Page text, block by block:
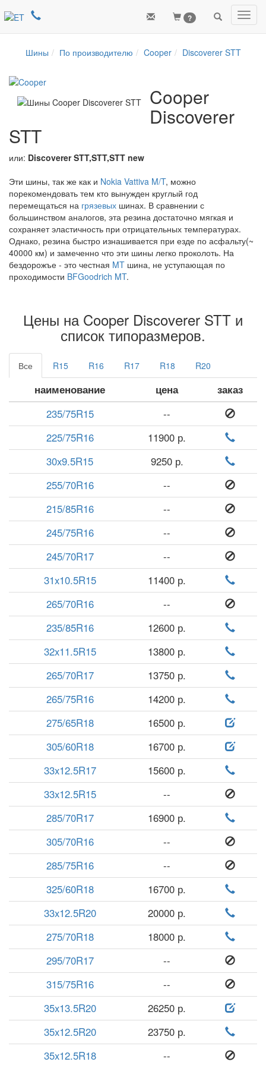
?
Шины По производителю Cooper Discoverer STT
Cooper
Discoverer
STT
или: Discoverer STT,STT,STT new
Эти шины, так же как и Nokia Vattiva M/T, можно
порекомендовать тем кто вынужден круглый год
перемещаться на грязевых шинах. В сравнении с
большинством аналогов, эта резина достаточно мягкая и
сохраняет эластичность при отрицательных температурах.
Однако, резина быстро изнашивается при езде по асфальту(~
40000 км) и замеченно что эти шины легко проколоть. На
бездорожъе - это честная MT шина, не уступающая по
проходимости BFGoodrich MT.
Цены на Cooper Discoverer STT и
список типоразмеров.
Все R15 R16 R17 R18 R20
наименование цена
заказ
235/75R15
--
225/75R16
11900 р.
30x9.5R15
9250 р.
255/70R16
--
215/85R16
--
245/75R16
--
245/70R17
--
31x10.5R15
11400 р.
265/70R16
--
235/85R16
12600 р.
32x11.5R15
13800 р.
265/70R17
13750 р.
265/75R16
14200 р.
275/65R18
16500 р.
305/60R18
16700 р.
33x12.5R17
15600 р.
33x12.5R15
--
285/70R17
16900 р.
305/70R16
--
285/75R16
--
325/60R18
16700 р.
33x12.5R20
20000 р.
275/70R18
18000 р.
295/70R17
--
315/75R16
--
35x13.5R20
26250 р.
35x12.5R20
23750 р.
35x12.5R18
--